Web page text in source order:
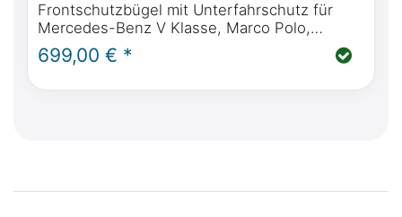
Frontschutzbügel mit Unterfahrschutz für
Mercedes-Benz V Klasse, Marco Polo,
Horizon
699,00 € *